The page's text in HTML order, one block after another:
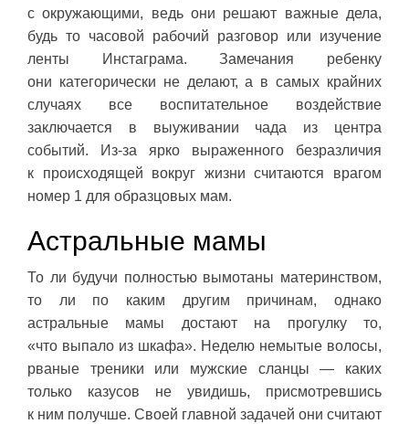
с окружающими, ведь они решают важные дела,
будь то часовой рабочий разговор или изучение
ленты Инстаграма. Замечания ребенку
они категорически не делают, а в самых крайних
случаях все воспитательное воздействие
заключается в выуживании чада из центра
событий. Из-за ярко выраженного безразличия
к происходящей вокруг жизни считаются врагом
номер 1 для образцовых мам.
Астральные мамы
То ли будучи полностью вымотаны материнством,
то ли по каким другим причинам, однако
астральные мамы достают на прогулку то,
«что выпало из шкафа». Неделю немытые волосы,
рваные треники или мужские сланцы — каких
только казусов не увидишь, присмотревшись
к ним получше. Своей главной задачей они считают